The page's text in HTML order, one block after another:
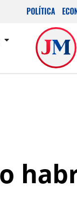
POLÍTICA